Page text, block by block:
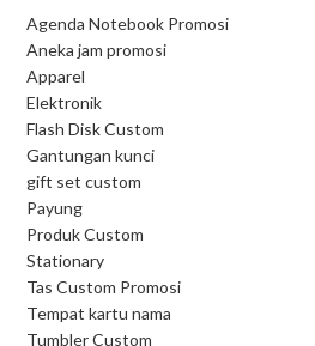
Agenda Notebook Promosi
Aneka jam promosi
Apparel
Elektronik
Flash Disk Custom
Gantungan kunci
gift set custom
Payung
Produk Custom
Stationary
Tas Custom Promosi
Tempat kartu nama
Tumbler Custom